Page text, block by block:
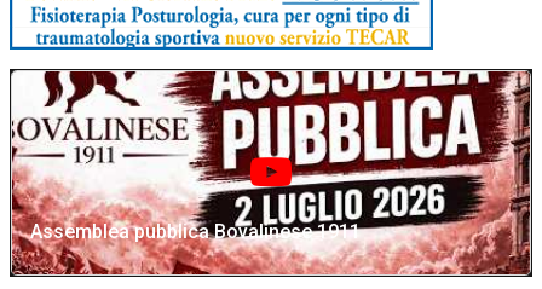
Assemblea pubblica Bovalinese 1911